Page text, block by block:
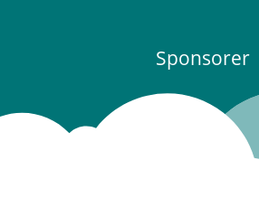
Sponsorer